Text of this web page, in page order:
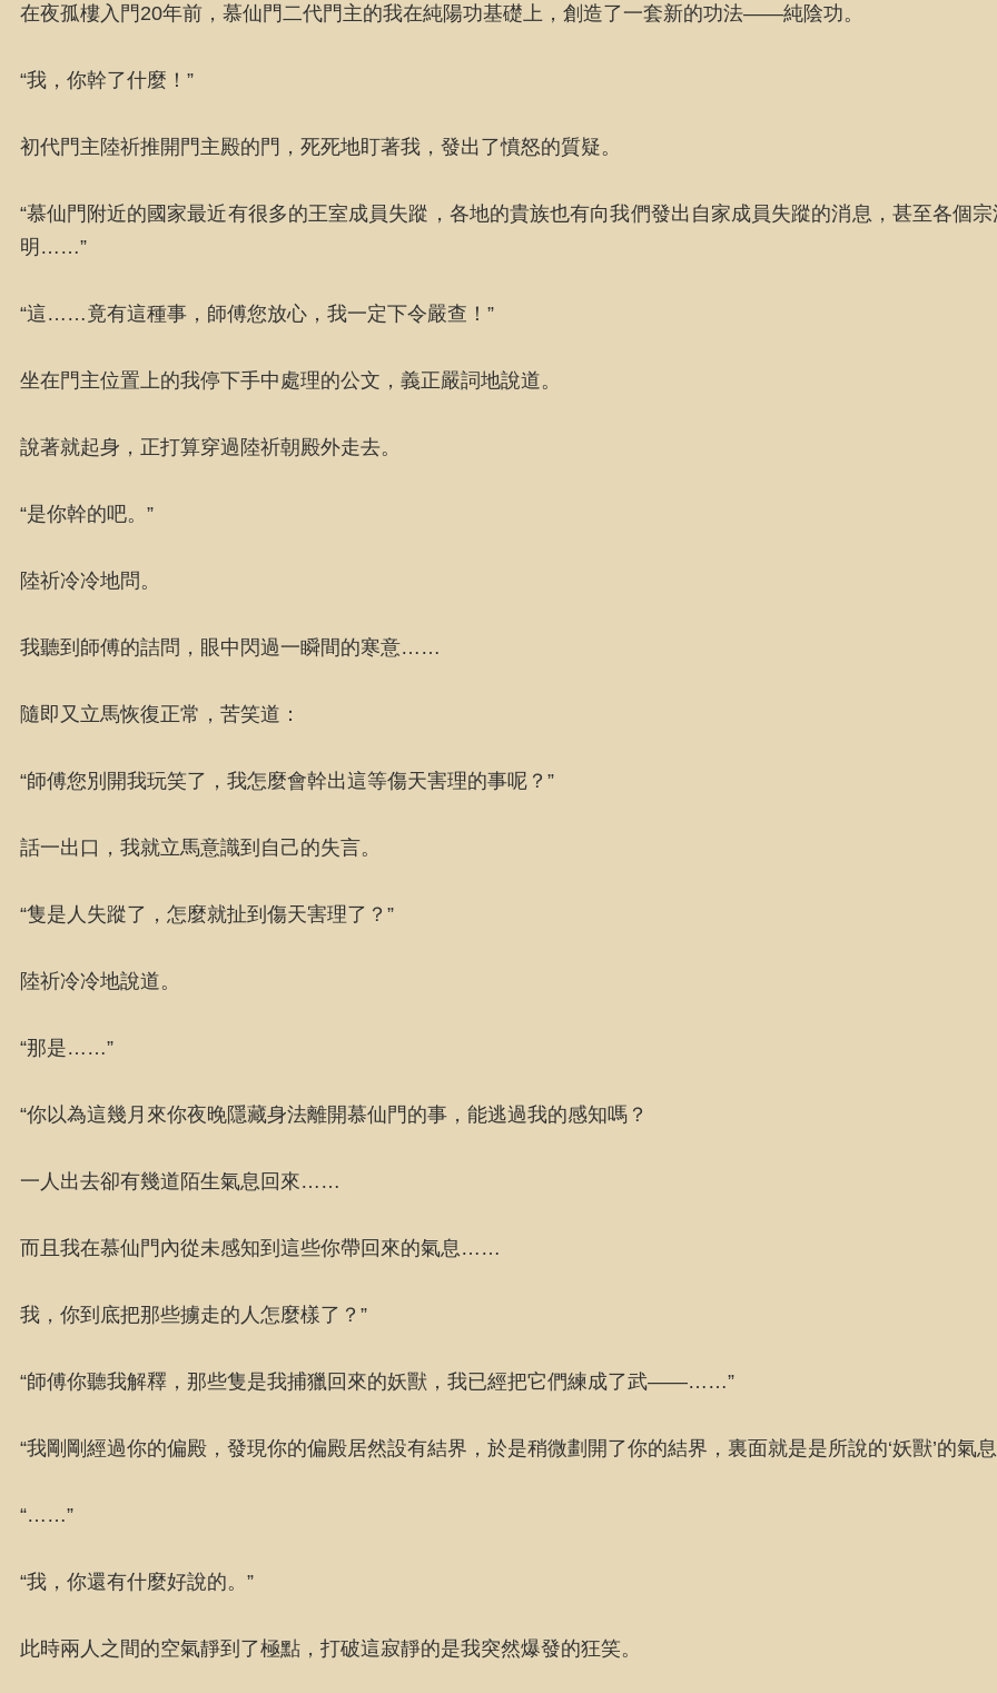
在夜孤樓入門20年前，慕仙門二代門主的我在純陽功基礎上，創造了一套新的功法——純陰功。
“我，你幹了什麼！”
初代門主陸祈推開門主殿的門，死死地盯著我，發出了憤怒的質疑。
“慕仙門附近的國家最近有很多的王室成員失蹤，各地的貴族也有向我們發出自家成員失蹤的消息，甚至各個
明……”
“這……竟有這種事，師傅您放心，我一定下令嚴查！”
坐在門主位置上的我停下手中處理的公文，義正嚴詞地說道。
說著就起身，正打算穿過陸祈朝殿外走去。
“是你幹的吧。”
陸祈冷冷地問。
我聽到師傅的詰問，眼中閃過一瞬間的寒意……
隨即又立馬恢復正常，苦笑道：
“師傅您別開我玩笑了，我怎麼會幹出這等傷天害理的事呢？”
話一出口，我就立馬意識到自己的失言。
“隻是人失蹤了，怎麼就扯到傷天害理了？”
陸祈冷冷地說道。
“那是……”
“你以為這幾月來你夜晚隱藏身法離開慕仙門的事，能逃過我的感知嗎？
一人出去卻有幾道陌生氣息回來……
而且我在慕仙門內從未感知到這些你帶回來的氣息……
我，你到底把那些擄走的人怎麼樣了？”
“師傅你聽我解釋，那些隻是我捕獵回來的妖獸，我已經把它們練成了武——……”
“我剛剛經過你的偏殿，發現你的偏殿居然設有結界，於是稍微劃開了你的結界，裏面就是是所說的‘妖獸’的氣息
“……”
“我，你還有什麼好說的。”
此時兩人之間的空氣靜到了極點，打破這寂靜的是我突然爆發的狂笑。